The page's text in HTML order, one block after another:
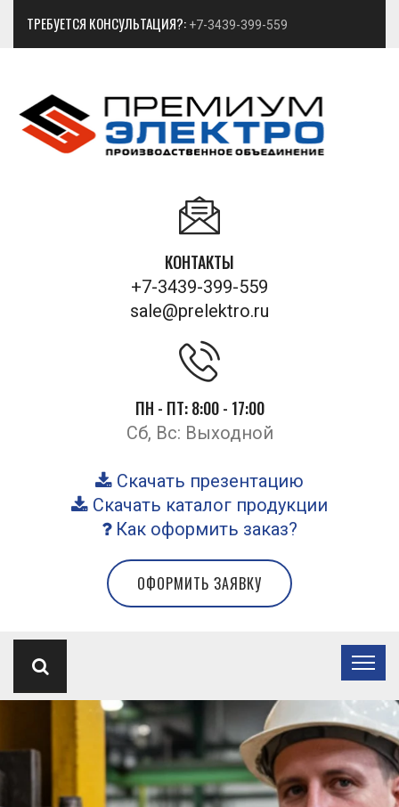
ТРЕБУЕТСЯ КОНСУЛЬТАЦИЯ?: +7-3439-399-559
КОНТАКТЫ
+7-3439-399-559
sale@prelektro.ru
ПН - ПТ: 8:00 - 17:00
Сб, Вс: Выходной
Скачать презентацию
Скачать каталог продукции
Как оформить заказ?
ОФОРМИТЬ ЗАЯВКУ